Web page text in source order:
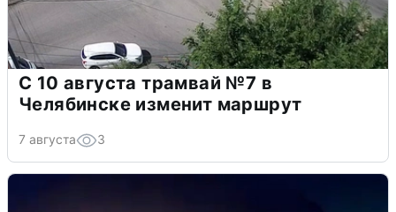
С 10 августа трамвай №7 в
Челябинске изменит маршрут
7 августа 3